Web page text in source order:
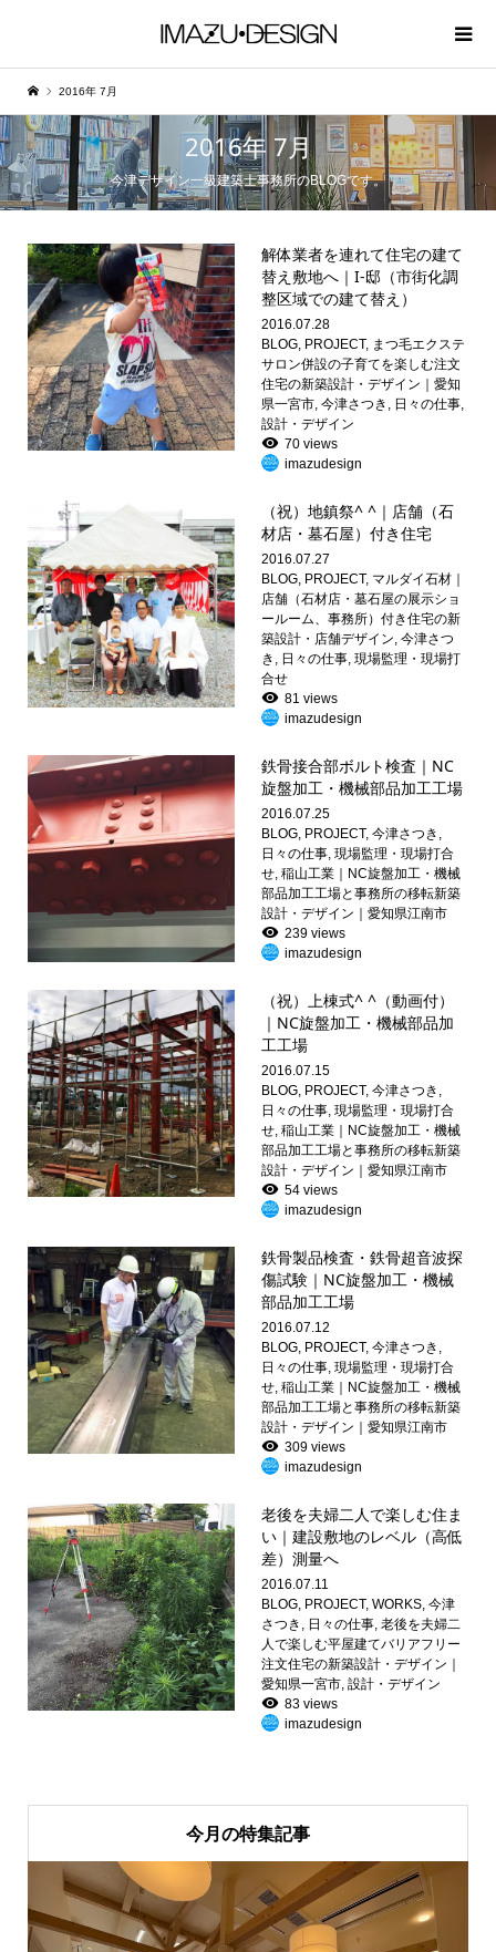
2016年 7月
2016年 7月
今津デザイン一級建築士事務所のBLOGです。
解体業者を連れて住宅の建て
替え敷地へ｜I-邸（市街化調
整区域での建て替え）
2016.07.28
BLOG, PROJECT, まつ毛エクステ
サロン併設の子育てを楽しむ注文
住宅の新築設計・デザイン｜愛知
県一宮市,今津さつき , 日々の仕事,
設計・デザイン
70 views
imazudesign
（祝）地鎮祭^ ^｜店舗（石
材店・墓石屋）付き住宅
2016.07.27
BLOG, PROJECT, マルダイ石材｜
店舗（石材店・墓石屋の展示ショ
ールーム、事務所）付き住宅の新
築設計・店舗デザイン,今津さつ
き , 日々の仕事,現場監理・現場打
合せ
81 views
imazudesign
鉄骨接合部ボルト検査｜NC
旋盤加工・機械部品加工工場
2016.07.25
BLOG, PROJECT,今津さつき ,
日々の仕事,現場監理・現場打合
せ,稲山工業｜NC旋盤加工・機械
部品加工工場と事務所の移転新築
設計・デザイン｜愛知県江南市
239 views
imazudesign
（祝）上棟式^ ^（動画付）
｜NC旋盤加工・機械部品加
工工場
2016.07.15
BLOG, PROJECT,今津さつき ,
日々の仕事,現場監理・現場打合
せ,稲山工業｜NC旋盤加工・機械
部品加工工場と事務所の移転新築
設計・デザイン｜愛知県江南市
54 views
imazudesign
鉄骨製品検査・鉄骨超音波探
傷試験｜NC旋盤加工・機械
部品加工工場
2016.07.12
BLOG, PROJECT,今津さつき ,
日々の仕事,現場監理・現場打合
せ,稲山工業｜NC旋盤加工・機械
部品加工工場と事務所の移転新築
設計・デザイン｜愛知県江南市
309 views
imazudesign
老後を夫婦二人で楽しむ住ま
い｜建設敷地のレベル（高低
差）測量へ
2016.07.11
BLOG, PROJECT,WORKS,今津
さつき , 日々の仕事,老後を夫婦二
人で楽しむ平屋建てバリアフリー
注文住宅の新築設計・デザイン｜
愛知県一宮市,設計・デザイン
83 views
imazudesign
今月の特集記事